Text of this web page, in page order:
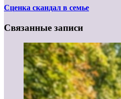
Сценка скандал в семье
Связанные записи